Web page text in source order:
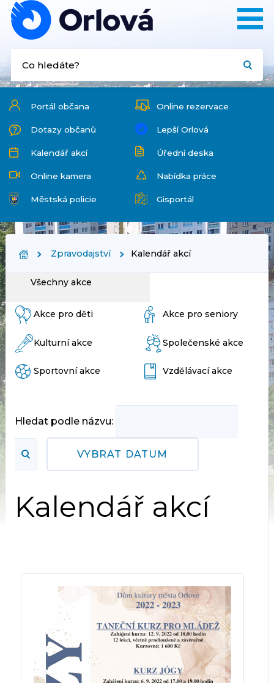
Portál občana Online rezervace
Dotazy občanů Lepší Orlová
Kalendář akcí Úřední deska
Online kamera Nabídka práce
Městská policie Gisportál
Zpravodajství Kalendář akcí
Hledat podle názvu:
VYBRAT DATUM
Kalendář akcí
Všechny akce
Akce pro děti Akce pro seniory
Kulturní akce Společenské akce
Sportovní akce Vzdělávací akce